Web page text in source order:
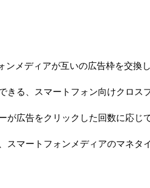
ンメディアが互いの広告枠を交換し
きる、スマートフォン向けクロス
が広告をクリックした回数に応じ
スマートフォンメディアのマネタ